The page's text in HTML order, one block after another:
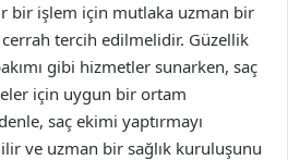
bir işlem için mutlaka uzman bir
tercih edilmelidir. Güzellik
gibi hizmetler sunarken, saç
için uygun bir ortam
saç ekimi yaptırmayı
ve uzman bir sağlık kuruluşunu